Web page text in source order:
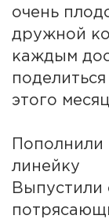
очень
дружной
каждым
этого
линейку
Выпустили